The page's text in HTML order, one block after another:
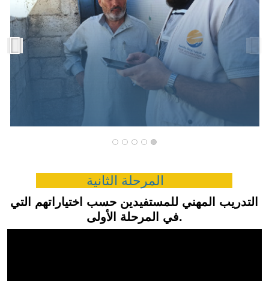
التدريب المهني للمستفيدين حسب اختياراتهم التي
في المرحلة الأولى.